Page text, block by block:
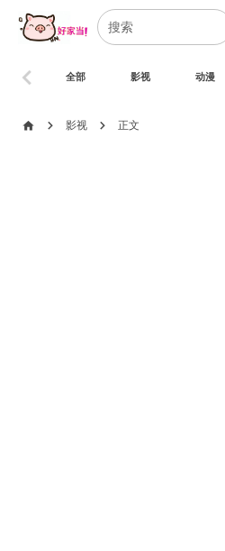
全部 影视 动漫
chevron_left
home chevron_right 影视 chevron_right 正文